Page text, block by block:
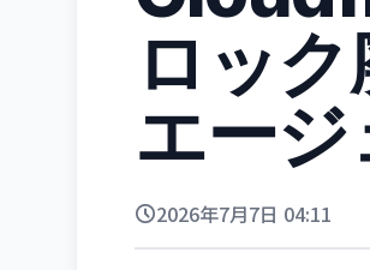
ロッ
エー
2026年7月7日 04:11